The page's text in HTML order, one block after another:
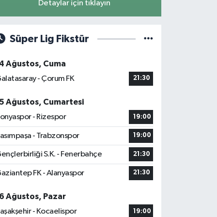
Detaylar için tıklayın
Süper Lig Fikstür
Ağustos, Cuma
- Çorum FK
21:30
Ağustos, Cumartesi
- Rizespor
19:00
- Trabzonspor 19:00
S.K. - Fenerbahçe 21:30
FK - Alanyaspor 21:30
Ağustos, Pazar
- Kocaelispor
19:00